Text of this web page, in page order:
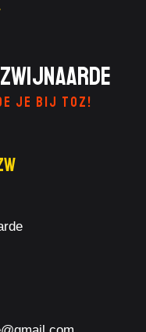
JE BIJ TOZ!